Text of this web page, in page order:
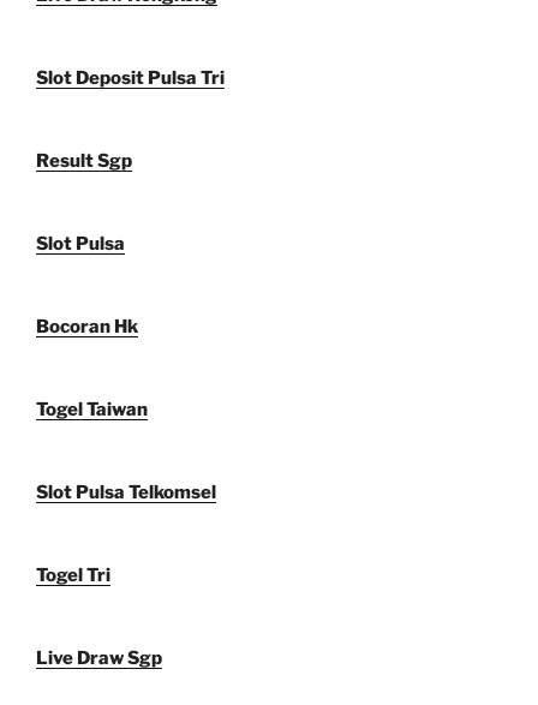
Slot Deposit Pulsa Tri
Result Sgp
Slot Pulsa
Bocoran Hk
Togel Taiwan
Slot Pulsa Telkomsel
Togel Tri
Live Draw Sgp